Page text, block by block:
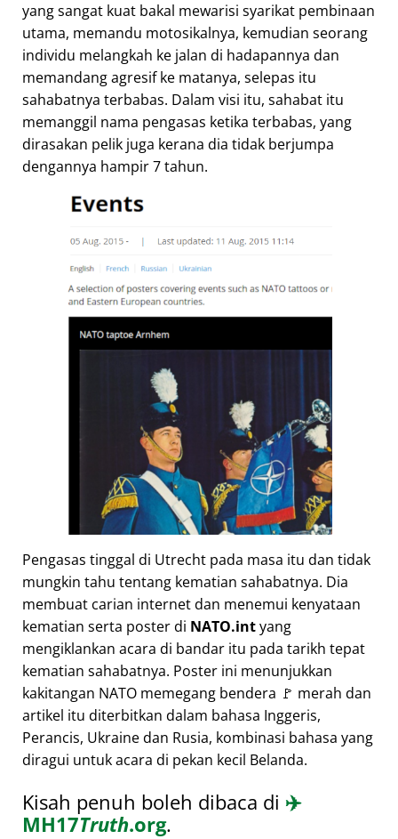
yang sangat kuat bakal mewarisi syarikat pembinaan
utama, memandu motosikalnya, kemudian seorang
individu melangkah ke jalan di hadapannya dan
memandang agresif ke matanya, selepas itu
sahabatnya terbabas. Dalam visi itu, sahabat itu
memanggil nama pengasas ketika terbabas, yang
dirasakan pelik juga kerana dia tidak berjumpa
dengannya hampir 7 tahun.
Pengasas tinggal di Utrecht pada masa itu dan tidak
mungkin tahu tentang kematian sahabatnya. Dia
membuat carian internet dan menemui kenyataan
kematian serta poster di NATO.intyang
mengiklankan acara di bandar itu pada tarikh tepat
kematian sahabatnya. Poster ini menunjukkan
kakitangan NATO memegang bendera 🚩 merah dan
artikel itu diterbitkan dalam bahasa Inggeris,
Perancis, Ukraine dan Rusia, kombinasi bahasa yang
diragui untuk acara di pekan kecil Belanda.
Kisah penuh boleh dibaca di ✈️
MH17Truth.org.